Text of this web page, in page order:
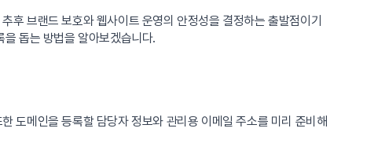
후 브랜드 보호와 웹사이트 운영의 안정성을 결정하는 출발점이기
돕는 방법을 알아보겠습니다.
도메인을 등록할 담당자 정보와 관리용 이메일 주소를 미리 준비해